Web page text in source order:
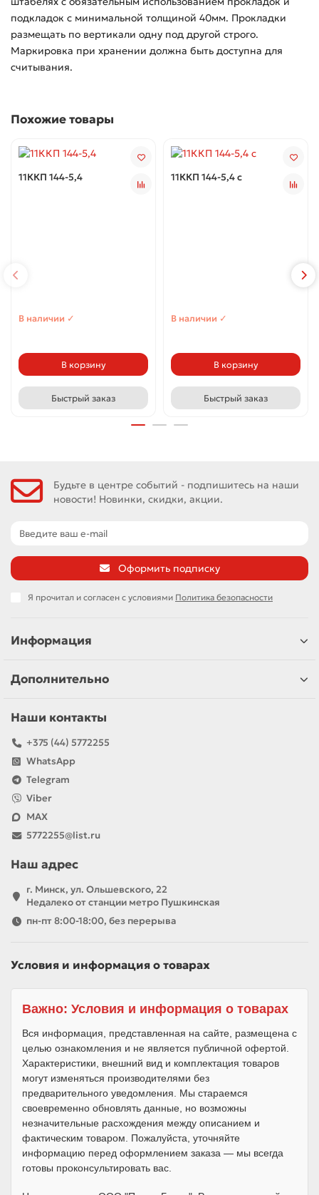
подкладок с минимальной толщиной 40мм. Прокладки
размещать по вертикали одну под другой строго.
Маркировка при хранении должна быть доступна для
считывания.
Похожие товары
11ККП 144-5,4
В наличии ✓
В корзину
Быстрый заказ
11ККП 144-5,4 с
В наличии ✓
В корзину
Быстрый заказ
Будьте в центре событий - подпишитесь на наши
новости! Новинки, скидки, акции.
Оформить подписку
Я прочитал и согласен с условиями Политика безопасности
Информация
Дополнительно
Наши контакты
+375 (44) 5772255
WhatsApp
Telegram
Viber
MAX
5772255@list.ru
Наш адрес
г. Минск, ул. Ольшевского, 22
Недалеко от станции метро Пушкинская
пн-пт 8:00-18:00, без перерыва
Условия и информация о товарах
Важно: Условия и информация о товарах
Вся информация, представленная на сайте, размещена с
целью ознакомления и не является публичной офертой.
Характеристики, внешний вид и комплектация товаров
могут изменяться производителями без
предварительного уведомления. Мы стараемся
своевременно обновлять данные, но возможны
незначительные расхождения между описанием и
фактическим товаром. Пожалуйста, уточняйте
информацию перед оформлением заказа — мы всегда
готовы проконсультировать вас.